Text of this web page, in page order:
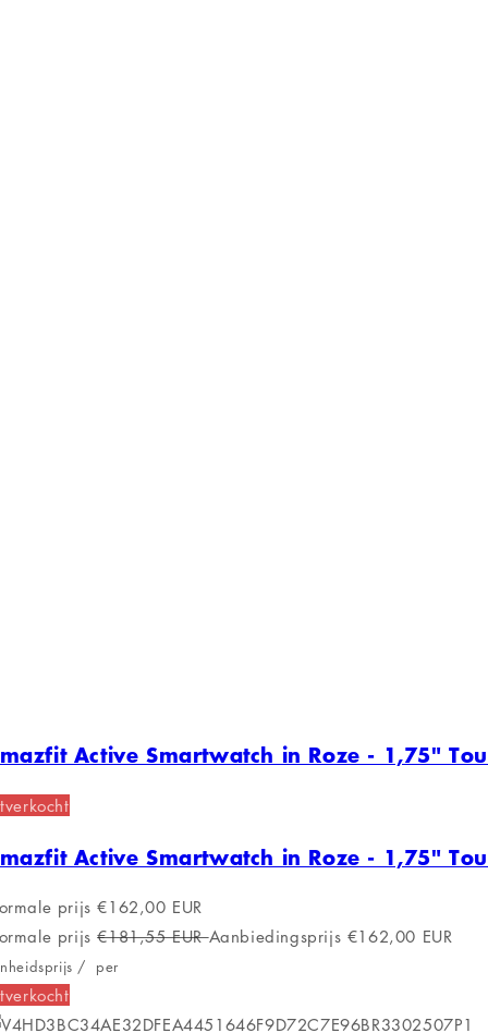
Active Smartwatch in Roze - 1,75"
Active Smartwatch in Roze - 1,75"
prijs €162,00 EUR
prijs €181,55 EURAanbiedingsprijs €162,00 EUR
/ per